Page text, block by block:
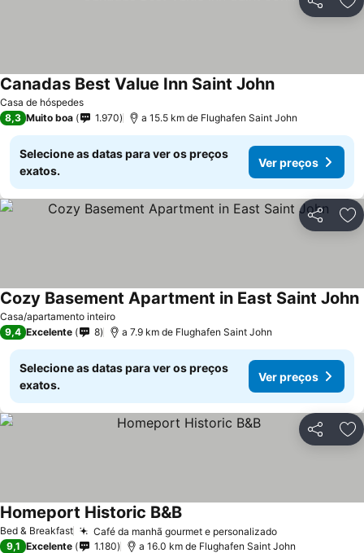
Partilhar
Casa de hóspedes
Canadas Best Value Inn Saint JohnVer preços
8,3 Muito boa 1.970 a 15.5 km de Flughafen Saint John
Selecione as datas para ver os preços
exatos.
Ver preços
Partilhar
Casa/apartamento inteiro
Cozy Basement Apartment in East Saint John
9,4 Excelente 8 a 7.9 km de Flughafen Saint John
Selecione as datas para ver os preços
exatos.
Ver preços
Partilhar
Bed & Breakfast Café da manhã gourmet e personalizadoVer preços
Homeport Historic B&BVer preços
9,1 Excelente 1.180 a 16.0 km de Flughafen Saint John